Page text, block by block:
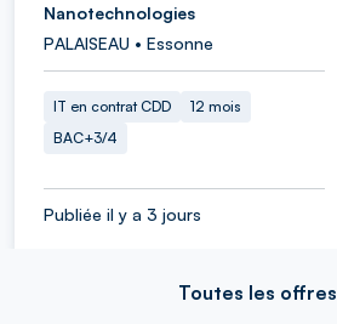
Nanotechnologies
PALAISEAU • Essonne
IT en contrat CDD
12 mois
BAC+3/4
Publiée il y a 3 jours
Toutes les offres